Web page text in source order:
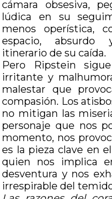
cámara obsesiva,
lúdica en su
menos operística,
espacio, absurdo
itinerario de su caída.
Pero Ripstein
irritante y
malestar que
compasión. Los
no mitigan las
personaje que nos
momento, nos
es la pieza clave en
quien nos implica
desventura y nos
irrespirable del